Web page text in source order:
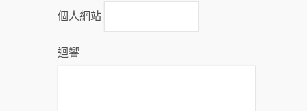
個人網站
迴響